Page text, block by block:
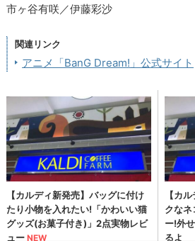
市ヶ谷有咲／伊藤彩沙
関連リンク
アニメ「BanG Dream!」公式サイト